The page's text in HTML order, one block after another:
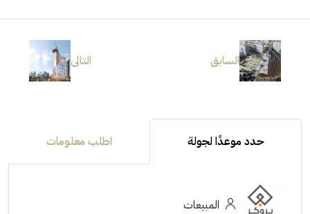
السابق التالى
حدد موعدًا لجولة اطلب معلومات
المبيعات